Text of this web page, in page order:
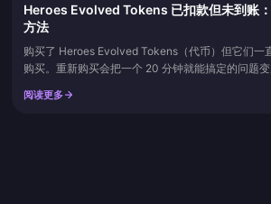
Heroes Evolved Tokens 已扣款但未到账
方法
购买了 Heroes Evolved Tokens（代币）但它们一
购买。重新购买会把一个 20 分钟就能搞定的问题
新登录、等待服务器同步窗口，如果余额仍未变化
阅读更多